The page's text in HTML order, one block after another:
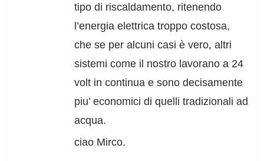
tipo di riscaldamento, ritenendo
l’energia elettrica troppo costosa,
che se per alcuni casi è vero, altri
sistemi come il nostro lavorano a 24
volt in continua e sono decisamente
piu’ economici di quelli tradizionali ad
acqua.
ciao Mirco.